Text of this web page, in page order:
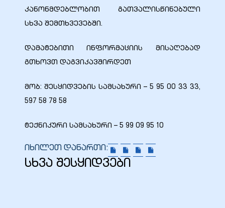
კანონმდებლობით გათვალისწინებული
სხვა შემთხვევებში.
დამატებითი ინფორმაციის მისაღებად
გთხოვთ დაგვიკავშირდეთ
მობ: შესყიდვების სამსახური – 5 95 00 33 33,
597 58 78 58
ტექნიკური სამსახური – 5 99 09 95 10
იხილეთ დანართი:
სხვა შესყიდვები